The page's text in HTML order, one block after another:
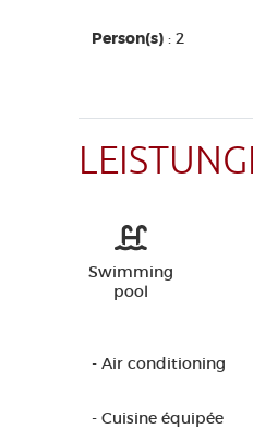
Person(s) : 2
Swimming
pool
- Air conditioning
- Cuisine équipée